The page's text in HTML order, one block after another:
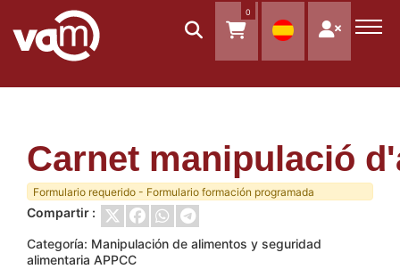
0
Carnet manipulació
Formulario requerido - Formulario formación programada
Compartir :
Categoría: Manipulación de alimentos y seguridad
alimentaria APPCC